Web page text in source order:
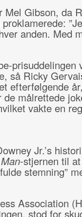
Mel Gibson, da
anden. Med
prisuddelingen
så Ricky
efterfølgende
målrettede
vakte en
Jr.’s
-stjernen til at
stemning”
Association
stod for